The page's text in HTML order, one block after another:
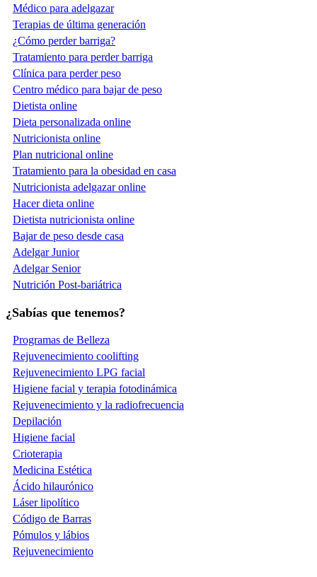
Médico para adelgazar
Terapias de última generación
¿Cómo perder barriga?
Tratamiento para perder barriga
Clínica para perder peso
Centro médico para bajar de peso
Dietista online
Dieta personalizada online
Nutricionista online
Plan nutricional online
Tratamiento para la obesidad en casa
Nutricionista adelgazar online
Hacer dieta online
Dietista nutricionista online
Bajar de peso desde casa
Adelgar Junior
Adelgar Senior
Nutrición Post-bariátrica
¿Sabías que tenemos?
Programas de Belleza
Rejuvenecimiento coolifting
Rejuvenecimiento LPG facial
Higiene facial y terapia fotodinámica
Rejuvenecimiento y la radiofrecuencia
Depilación
Higiene facial
Crioterapia
Medicina Estética
Ácido hilaurónico
Láser lipolítico
Código de Barras
Pómulos y lábios
Rejuvenecimiento